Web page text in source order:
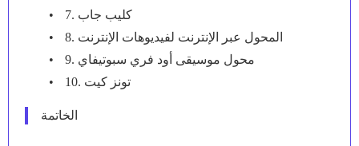
7. كليب جاب
8. المحول عبر الإنترنت لفيديوهات الإنترنت
9. محول موسيقى أود فري سبوتيفاي
10. تونز كيت
الخاتمة